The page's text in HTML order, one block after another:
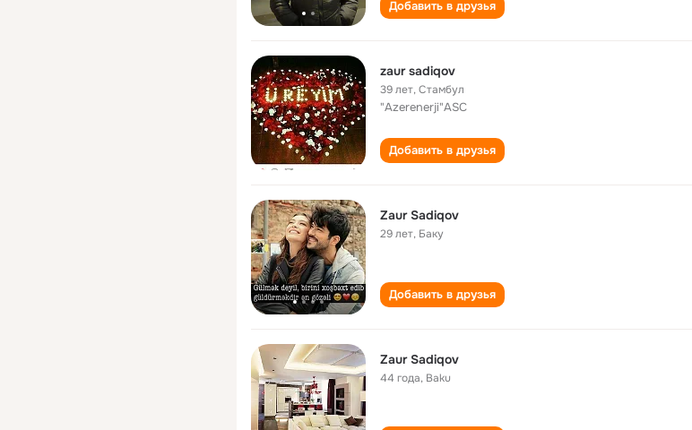
Добавить в друзья
zaur sadiqov
39 лет,Стамбул
"Azerenerji"ASC
Добавить в друзья
Zaur Sadiqov
29 лет, Баку
Добавить в друзья
Zaur Sadiqov
44 года, Baku